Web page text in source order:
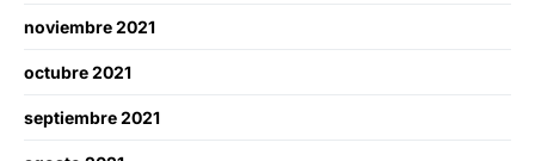
noviembre 2021
octubre 2021
septiembre 2021